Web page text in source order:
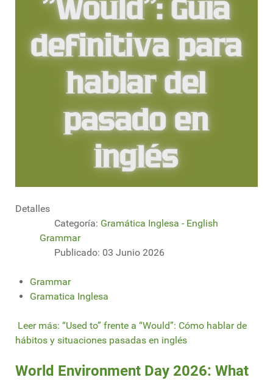
Detalles
Categoría: Gramática Inglesa - English
Grammar
Publicado: 03 Junio 2026
Grammar
Gramatica Inglesa
Leer más: “Used to” frente a “Would”: Cómo hablar de
hábitos y situaciones pasadas en inglés
World Environment Day 2026: What